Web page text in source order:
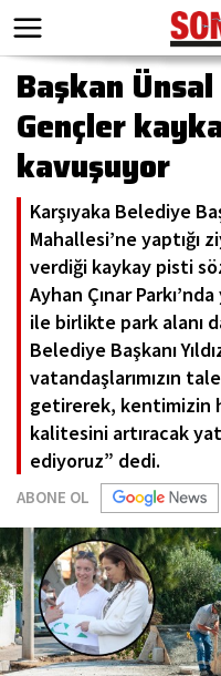
Başkan
Gençler
kavuşuyor
Karşıyaka Belediye
Mahallesi’ne
verdiği kaykay pisti
Ayhan Çınar
ile birlikte park alanı
Belediye Başkanı
vatandaşlarımızın
getirerek, kentimizin
kalitesini artıracak
ediyoruz” dedi.
ABONE OL